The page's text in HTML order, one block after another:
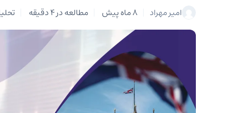
امیر مهراد 8 ماه پیش مطالعه در 4 دقیقه